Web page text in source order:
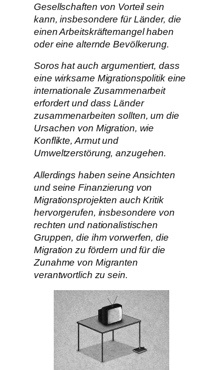
Gesellschaften von Vorteil sein
kann, insbesondere für Länder, die
einen Arbeitskräftemangel haben
oder eine alternde Bevölkerung.
Soros hat auch argumentiert, dass
eine wirksame Migrationspolitik eine
internationale Zusammenarbeit
erfordert und dass Länder
zusammenarbeiten sollten, um die
Ursachen von Migration, wie
Konflikte, Armut und
Umweltzerstörung, anzugehen.
Allerdings haben seine Ansichten
und seine Finanzierung von
Migrationsprojekten auch Kritik
hervorgerufen, insbesondere von
rechten und nationalistischen
Gruppen, die ihm vorwerfen, die
Migration zu fördern und für die
Zunahme von Migranten
verantwortlich zu sein.